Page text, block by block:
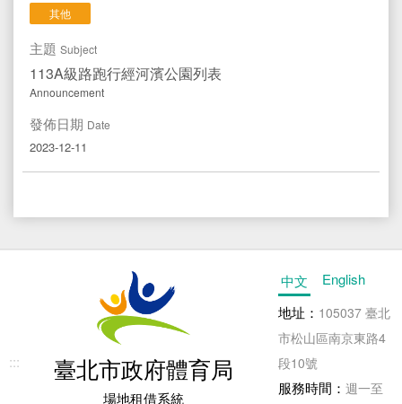
其他
主題 Subject
113A級路跑行經河濱公園列表
Announcement
發佈日期 Date
2023-12-11
::: 臺北市政府體育局
場地租借系統
中文
English
地址： 105037 臺北
市松山區南京東路4
段10號
服務時間： 週一至